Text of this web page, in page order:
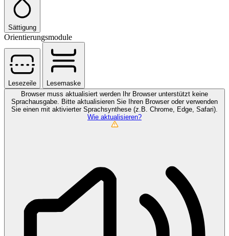
Sättigung
Orientierungsmodule
Lesezeile
Lesemaske
Browser muss aktualisiert werden Ihr Browser unterstützt keine
Sprachausgabe. Bitte aktualisieren Sie Ihren Browser oder verwenden
Sie einen mit aktivierter Sprachsynthese (z.B. Chrome, Edge, Safari).
Wie aktualisieren?